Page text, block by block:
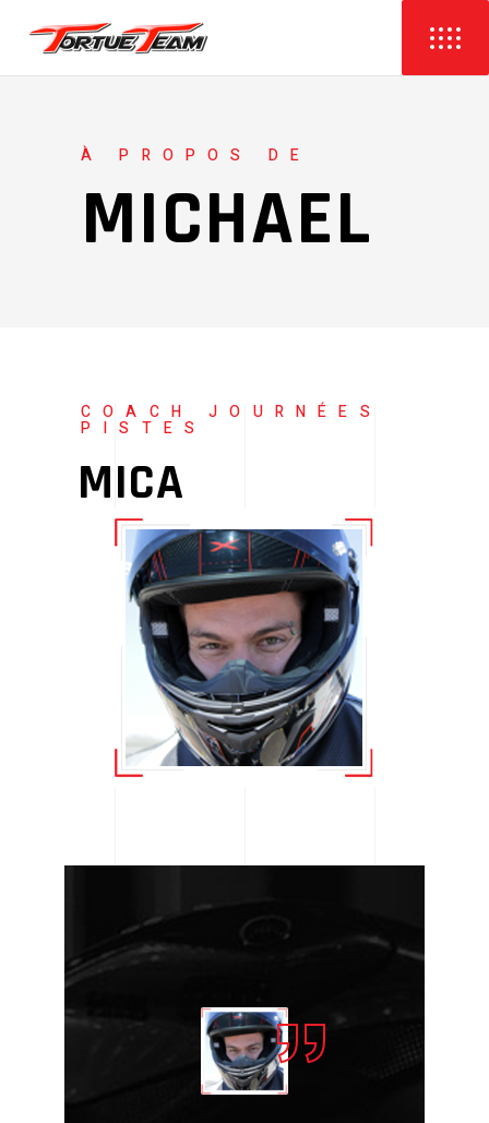
À PROPOS DE
MICHAEL
COACH JOURNÉES
PISTES
MICA